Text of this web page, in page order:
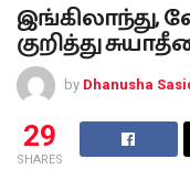
குறித்து
by Dhanusha
29
SHARES